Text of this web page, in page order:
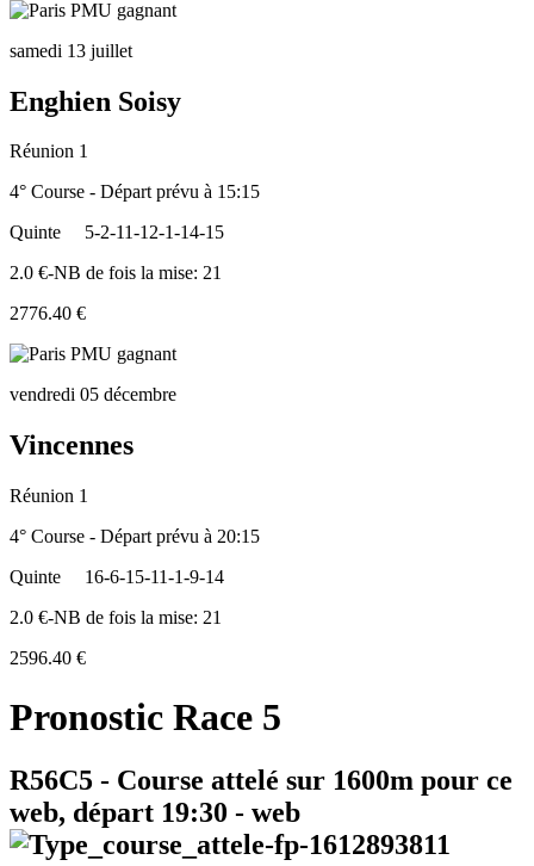
samedi 13 juillet
Enghien Soisy
Réunion 1
4° Course - Départ prévu à 15:15
Quinte
5-2-11-12-1-14-15
2.0 €-NB de fois la mise: 21
2776.40 €
vendredi 05 décembre
Vincennes
Réunion 1
4° Course - Départ prévu à 20:15
Quinte
16-6-15-11-1-9-14
2.0 €-NB de fois la mise: 21
2596.40 €
Pronostic Race 5
R56C5 - Course attelé sur 1600m pour ce
web, départ 19:30 - web